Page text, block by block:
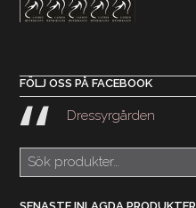
FÖLJ OSS PÅ FACEBOOK
Dressyrgården
Sök
efter:
SENASTE INLAGDA PRODUKTER